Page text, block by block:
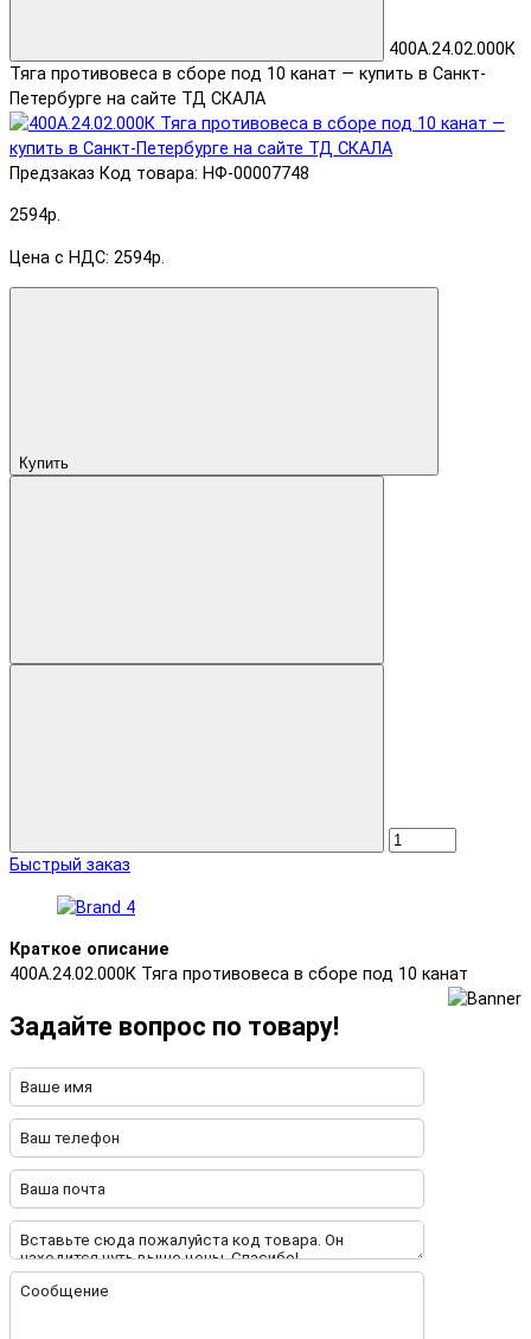
400А.24.02.000К
Тяга противовеса в сборе под 10 канат — купить в Санкт-
Петербурге на сайте ТД СКАЛА
Предзаказ Код товара: НФ-00007748
2594р.
Цена с НДС: 2594р.
Купить
Быстрый заказ
Краткое описание
400А.24.02.000К Тяга противовеса в сборе под 10 канат
Задайте вопрос по товару!